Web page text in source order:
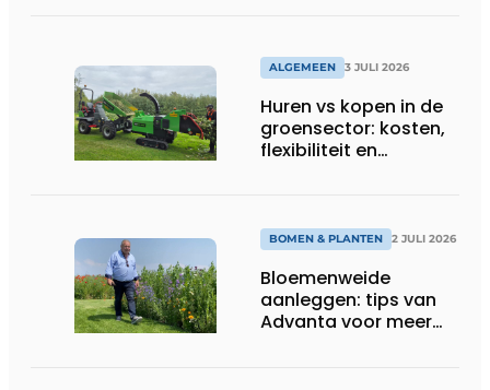
ALGEMEEN 3 JULI 2026
Huren vs kopen in de
groensector: kosten,
flexibiliteit en
BOMEN & PLANTEN 2 JULI 2026
Bloemenweide
aanleggen: tips van
Advanta voor meer